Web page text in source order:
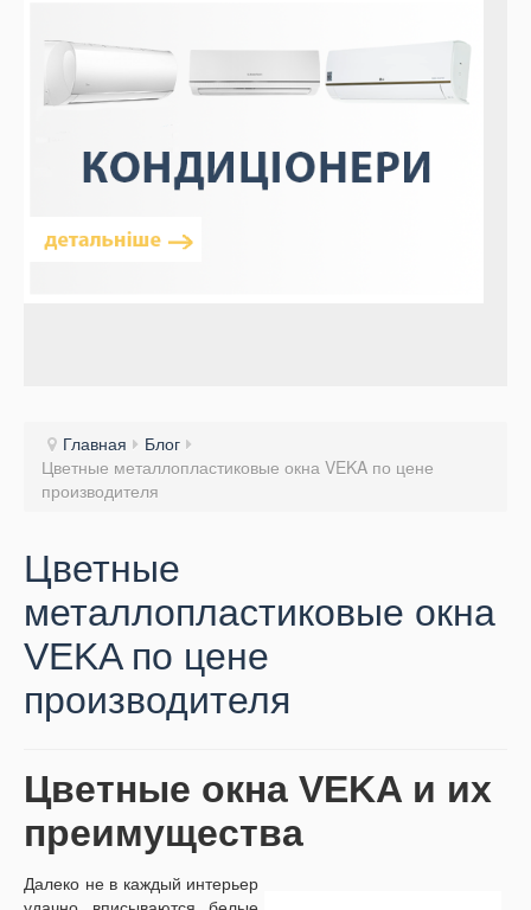
Главная
Блог
Цветные металлопластиковые окна VEKA по цене
производителя
Цветные
металлопластиковые окна
VEKA по цене
производителя
Цветные окна VEKA и их
преимущества
Далеко не в каждый интерьер